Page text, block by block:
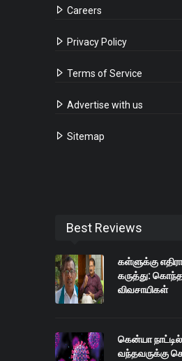
Careers
Privacy Policy
Terms of Service
Advertise with us
Sitemap
Best Reviews
கள்ளுக்கு
கருத்து:
விவசாயிகள்
கென்யா
வந்தவருக்கு